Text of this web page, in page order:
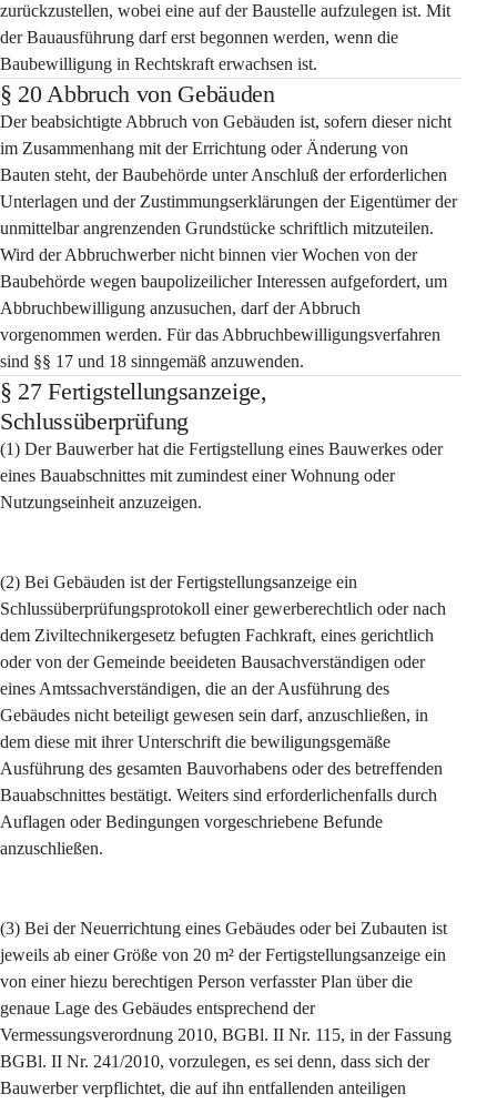
zurückzustellen, wobei eine auf der Baustelle aufzulegen ist. Mit
der Bauausführung darf erst begonnen werden, wenn die
Baubewilligung in Rechtskraft erwachsen ist.
§ 20 Abbruch von Gebäuden
Der beabsichtigte Abbruch von Gebäuden ist, sofern dieser nicht
im Zusammenhang mit der Errichtung oder Änderung von
Bauten steht, der Baubehörde unter Anschluß der erforderlichen
Unterlagen und der Zustimmungserklärungen der Eigentümer der
unmittelbar angrenzenden Grundstücke schriftlich mitzuteilen.
Wird der Abbruchwerber nicht binnen vier Wochen von der
Baubehörde wegen baupolizeilicher Interessen aufgefordert, um
Abbruchbewilligung anzusuchen, darf der Abbruch
vorgenommen werden. Für das Abbruchbewilligungsverfahren
sind §§ 17 und 18 sinngemäß anzuwenden.
§ 27 Fertigstellungsanzeige,
Schlussüberprüfung
(1) Der Bauwerber hat die Fertigstellung eines Bauwerkes oder
eines Bauabschnittes mit zumindest einer Wohnung oder
Nutzungseinheit anzuzeigen.
(2) Bei Gebäuden ist der Fertigstellungsanzeige ein
Schlussüberprüfungsprotokoll einer gewerberechtlich oder nach
dem Ziviltechnikergesetz befugten Fachkraft, eines gerichtlich
oder von der Gemeinde beeideten Bausachverständigen oder
eines Amtssachverständigen, die an der Ausführung des
Gebäudes nicht beteiligt gewesen sein darf, anzuschließen, in
dem diese mit ihrer Unterschrift die bewiligungsgemäße
Ausführung des gesamten Bauvorhabens oder des betreffenden
Bauabschnittes bestätigt. Weiters sind erforderlichenfalls durch
Auflagen oder Bedingungen vorgeschriebene Befunde
anzuschließen.
(3) Bei der Neuerrichtung eines Gebäudes oder bei Zubauten ist
jeweils ab einer Größe von 20 m² der Fertigstellungsanzeige ein
von einer hiezu berechtigen Person verfasster Plan über die
genaue Lage des Gebäudes entsprechend der
Vermessungsverordnung 2010, BGBl. II Nr. 115, in der Fassung
BGBl. II Nr. 241/2010, vorzulegen, es sei denn, dass sich der
Bauwerber verpflichtet, die auf ihn entfallenden anteiligen